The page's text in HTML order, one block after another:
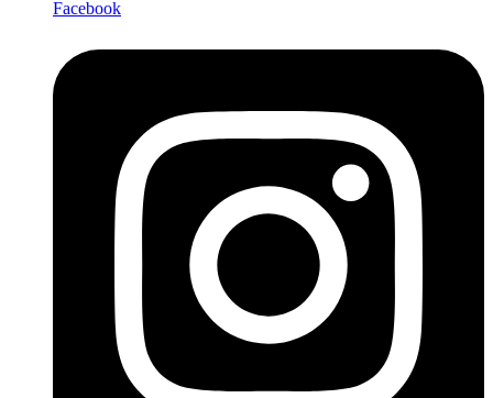
Facebook